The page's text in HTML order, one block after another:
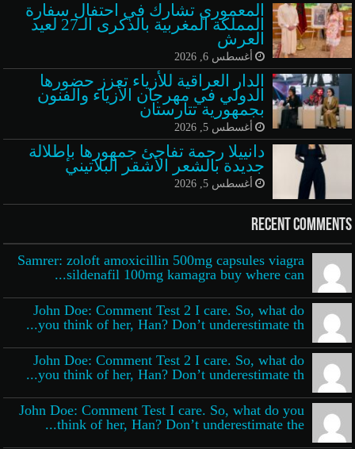
المعموري تشارك في احتفال سفارة
المملكة المغربية بالذكرى الـ27 لعيد
العرش
أغسطس 6, 2026
الدار العراقية للأزياء تعزز حضورها
الدولي في مهرجان الأزياء والفنون
بجمهورية تتارستان
أغسطس 5, 2026
دانييلا رحمة تفاجئ جمهورها بإطلالة
جديدة بالشعر الأشقر البلاتيني
أغسطس 5, 2026
Recent Comments
Samrer: zoloft amoxicillin 500mg capsules viagra
sildenafil 100mg kamagra buy where can...
John Doe: Comment Test 2 I care. So, what do
you think of her, Han? Don’t underestimate th...
John Doe: Comment Test 2 I care. So, what do
you think of her, Han? Don’t underestimate th...
John Doe: Comment Test I care. So, what do you
think of her, Han? Don’t underestimate the...